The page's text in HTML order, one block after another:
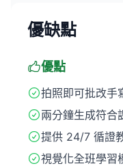
優缺點
優點
拍照即可批改手
兩分鐘生成符合
提供 24/7 循證
視覺化全班學習